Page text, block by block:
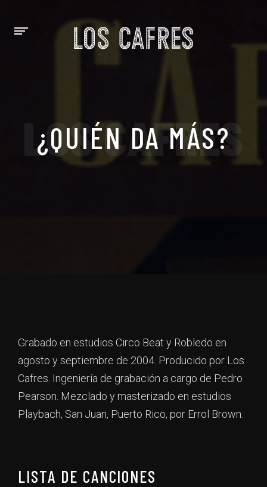
¿QUIÉN DA MÁS?
LOS CAFRES
Grabado en estudios Circo Beat y Robledo en
agosto y septiembre de 2004. Producido por Los
Cafres. Ingeniería de grabación a cargo de Pedro
Pearson. Mezclado y masterizado en estudios
Playbach, San Juan, Puerto Rico, por Errol Brown.
LISTA DE CANCIONES